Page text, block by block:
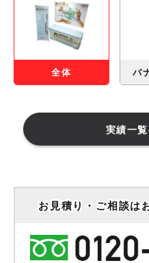
全体 バ
実績一
お見積り・ご相談は